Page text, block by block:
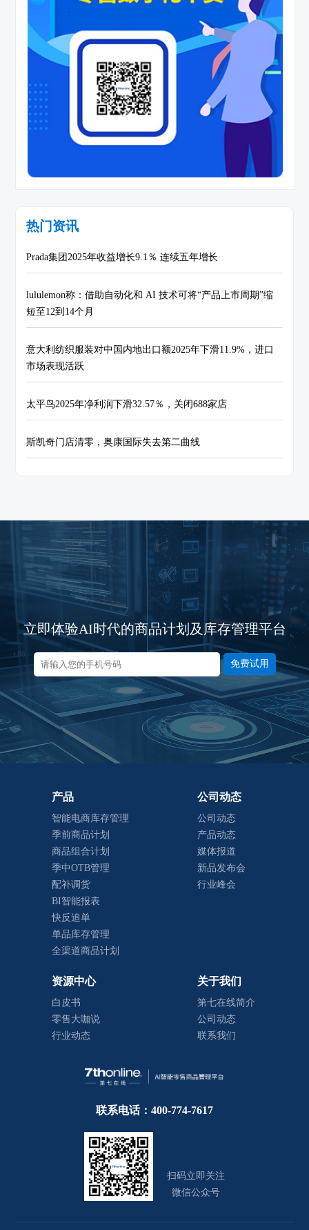
热门资讯
Prada集团2025年收益增长9.1％ 连续五年增长
lululemon称：借助自动化和 AI 技术可将“产品上市周期”缩
短至12到14个月
意大利纺织服装对中国内地出口额2025年下滑11.9%，进口
市场表现活跃
太平鸟2025年净利润下滑32.57％，关闭688家店
斯凯奇门店清零，奥康国际失去第二曲线
立即体验AI时代的商品计划及库存管理平台
免费试用
产品
智能电商库存管理
季前商品计划
商品组合计划
季中OTB管理
配补调货
BI智能报表
快反追单
单品库存管理
全渠道商品计划
公司动态
公司动态
产品动态
媒体报道
新品发布会
行业峰会
资源中心
白皮书
零售大咖说
行业动态
关于我们
第七在线简介
公司动态
联系我们
联系电话：400-774-7617
扫码立即关注
微信公众号